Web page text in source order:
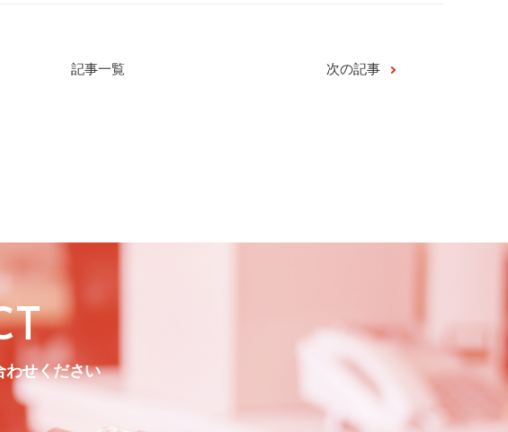
記事一覧 次の記事
わせください